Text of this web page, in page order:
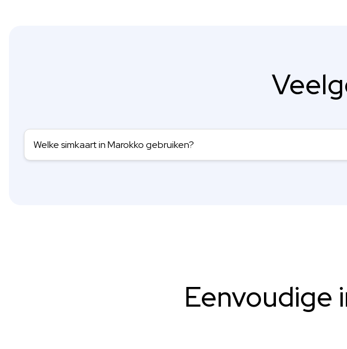
Welke simkaart in Marokko gebruiken?
Eenvoudige